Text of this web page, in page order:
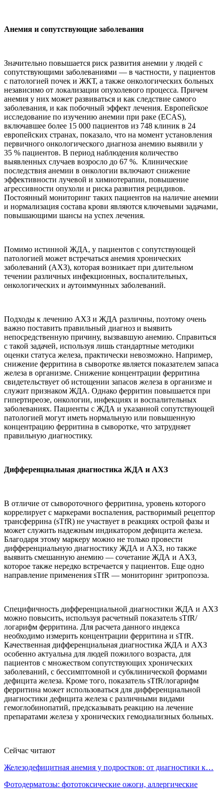
Анемия и сопутствующие заболевания
Значительно повышается риск развития анемии у людей с
сопутствующими заболеваниями — в частности, у пациентов
с патологией почек и ЖКТ, а также онкологических больных
независимо от локализации опухолевого процесса. Причем
анемия у них может развиваться и как следствие самого
заболевания, и как побочный эффект лечения. Европейское
исследование по изучению анемии при раке (ECAS),
включавшее более 15 000 пациентов из 748 клиник в 24
европейских странах, показало, что на момент установления
первичного онкологического диагноза анемию выявили у
35 % пациентов. В период наблюдения количество
выявленных случаев возросло до 67 %. Клинические
последствия анемии в онкологии включают снижение
эффективности лучевой и химиотерапии, повышение
агрессивности опухоли и риска развития рецидивов.
Постоянный мониторинг таких пациентов на наличие анемии
и нормализация состава крови являются ключевыми задачами,
повышающими шансы на успех лечения.
Помимо истинной ЖДА, у пациентов с сопутствующей
патологией может встречаться анемия хронических
заболеваний (АХЗ), которая возникает при длительном
течении различных инфекционных, воспалительных,
онкологических и аутоиммунных заболеваний.
Подходы к лечению АХЗ и ЖДА различны, поэтому очень
важно поставить правильный диагноз и выявить
непосредственную причину, вызвавшую анемию. Справиться
с такой задачей, используя лишь стандартные методики
оценки статуса железа, практически невозможно. Например,
снижение ферритина в сыворотке является показателем запаса
железа в организме. Снижение концентрации ферритина
свидетельствует об истощении запасов железа в организме и
служит признаком ЖДА. Однако ферритин повышается при
гипертиреозе, онкологии, инфекциях и воспалительных
заболеваниях. Пациенты с ЖДА и указанной сопутствующей
патологией могут иметь нормальную или повышенную
концентрацию ферритина в сыворотке, что затрудняет
правильную диагностику.
Дифференциальная диагностика ЖДА и АХЗ
В отличие от сывороточного ферритина, уровень которого
коррелирует с маркерами воспаления, растворимый рецептор
трансферрина (sTfR) не участвует в реакциях острой фазы и
может служить надежным индикатором дефицита железа.
Благодаря этому маркеру можно не только провести
дифференциальную диагностику ЖДА и АХЗ, но также
выявить смешанную анемию — сочетание ЖДА и АХЗ,
которое также нередко встречается у пациентов. Еще одно
направление применения sTfR — мониторинг эритропоэза.
Специфичность дифференциальной диагностики ЖДА и АХЗ
можно повысить, используя расчетный показатель sTfR/
логарифм ферритина. Для расчета данного индекса
необходимо измерить концентрации ферритина и sTfR.
Качественная дифференциальная диагностика ЖДА и АХЗ
особенно актуальна для людей пожилого возраста, для
пациентов с множеством сопутствующих хронических
заболеваний, с бессимптомной и субклинической формами
дефицита железа. Кроме того, показатель sTfR/логарифм
ферритина может использоваться для дифференциальной
диагностики дефицита железа с различными видами
гемоглобинопатий, предсказывать реакцию на лечение
препаратами железа у хронических гемодиализных больных.
Сейчас читают
Железодефицитная анемия у подростков: от диагностики к…
Фотодерматозы: фототоксические ожоги, аллергические